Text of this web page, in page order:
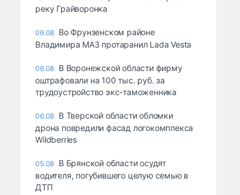
реку Грайворонка
06.08 Во Фрунзенском районе
Владимира МАЗ протаранил Lada Vesta
06.08 В Воронежской области фирму
оштрафовали на 100 тыс. руб. за
трудоустройство экс-таможенника
06.08 В Тверской области обломки
дрона повредили фасад логокомплекса
Wildberries
05.08 В Брянской области осудят
водителя, погубившего целую семью в
ДТП